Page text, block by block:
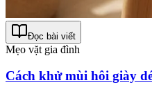
Đọc bài viết
Mẹo vặt gia đình
Cách khử mùi hôi giày